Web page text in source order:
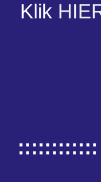
Klik
::::::::::::